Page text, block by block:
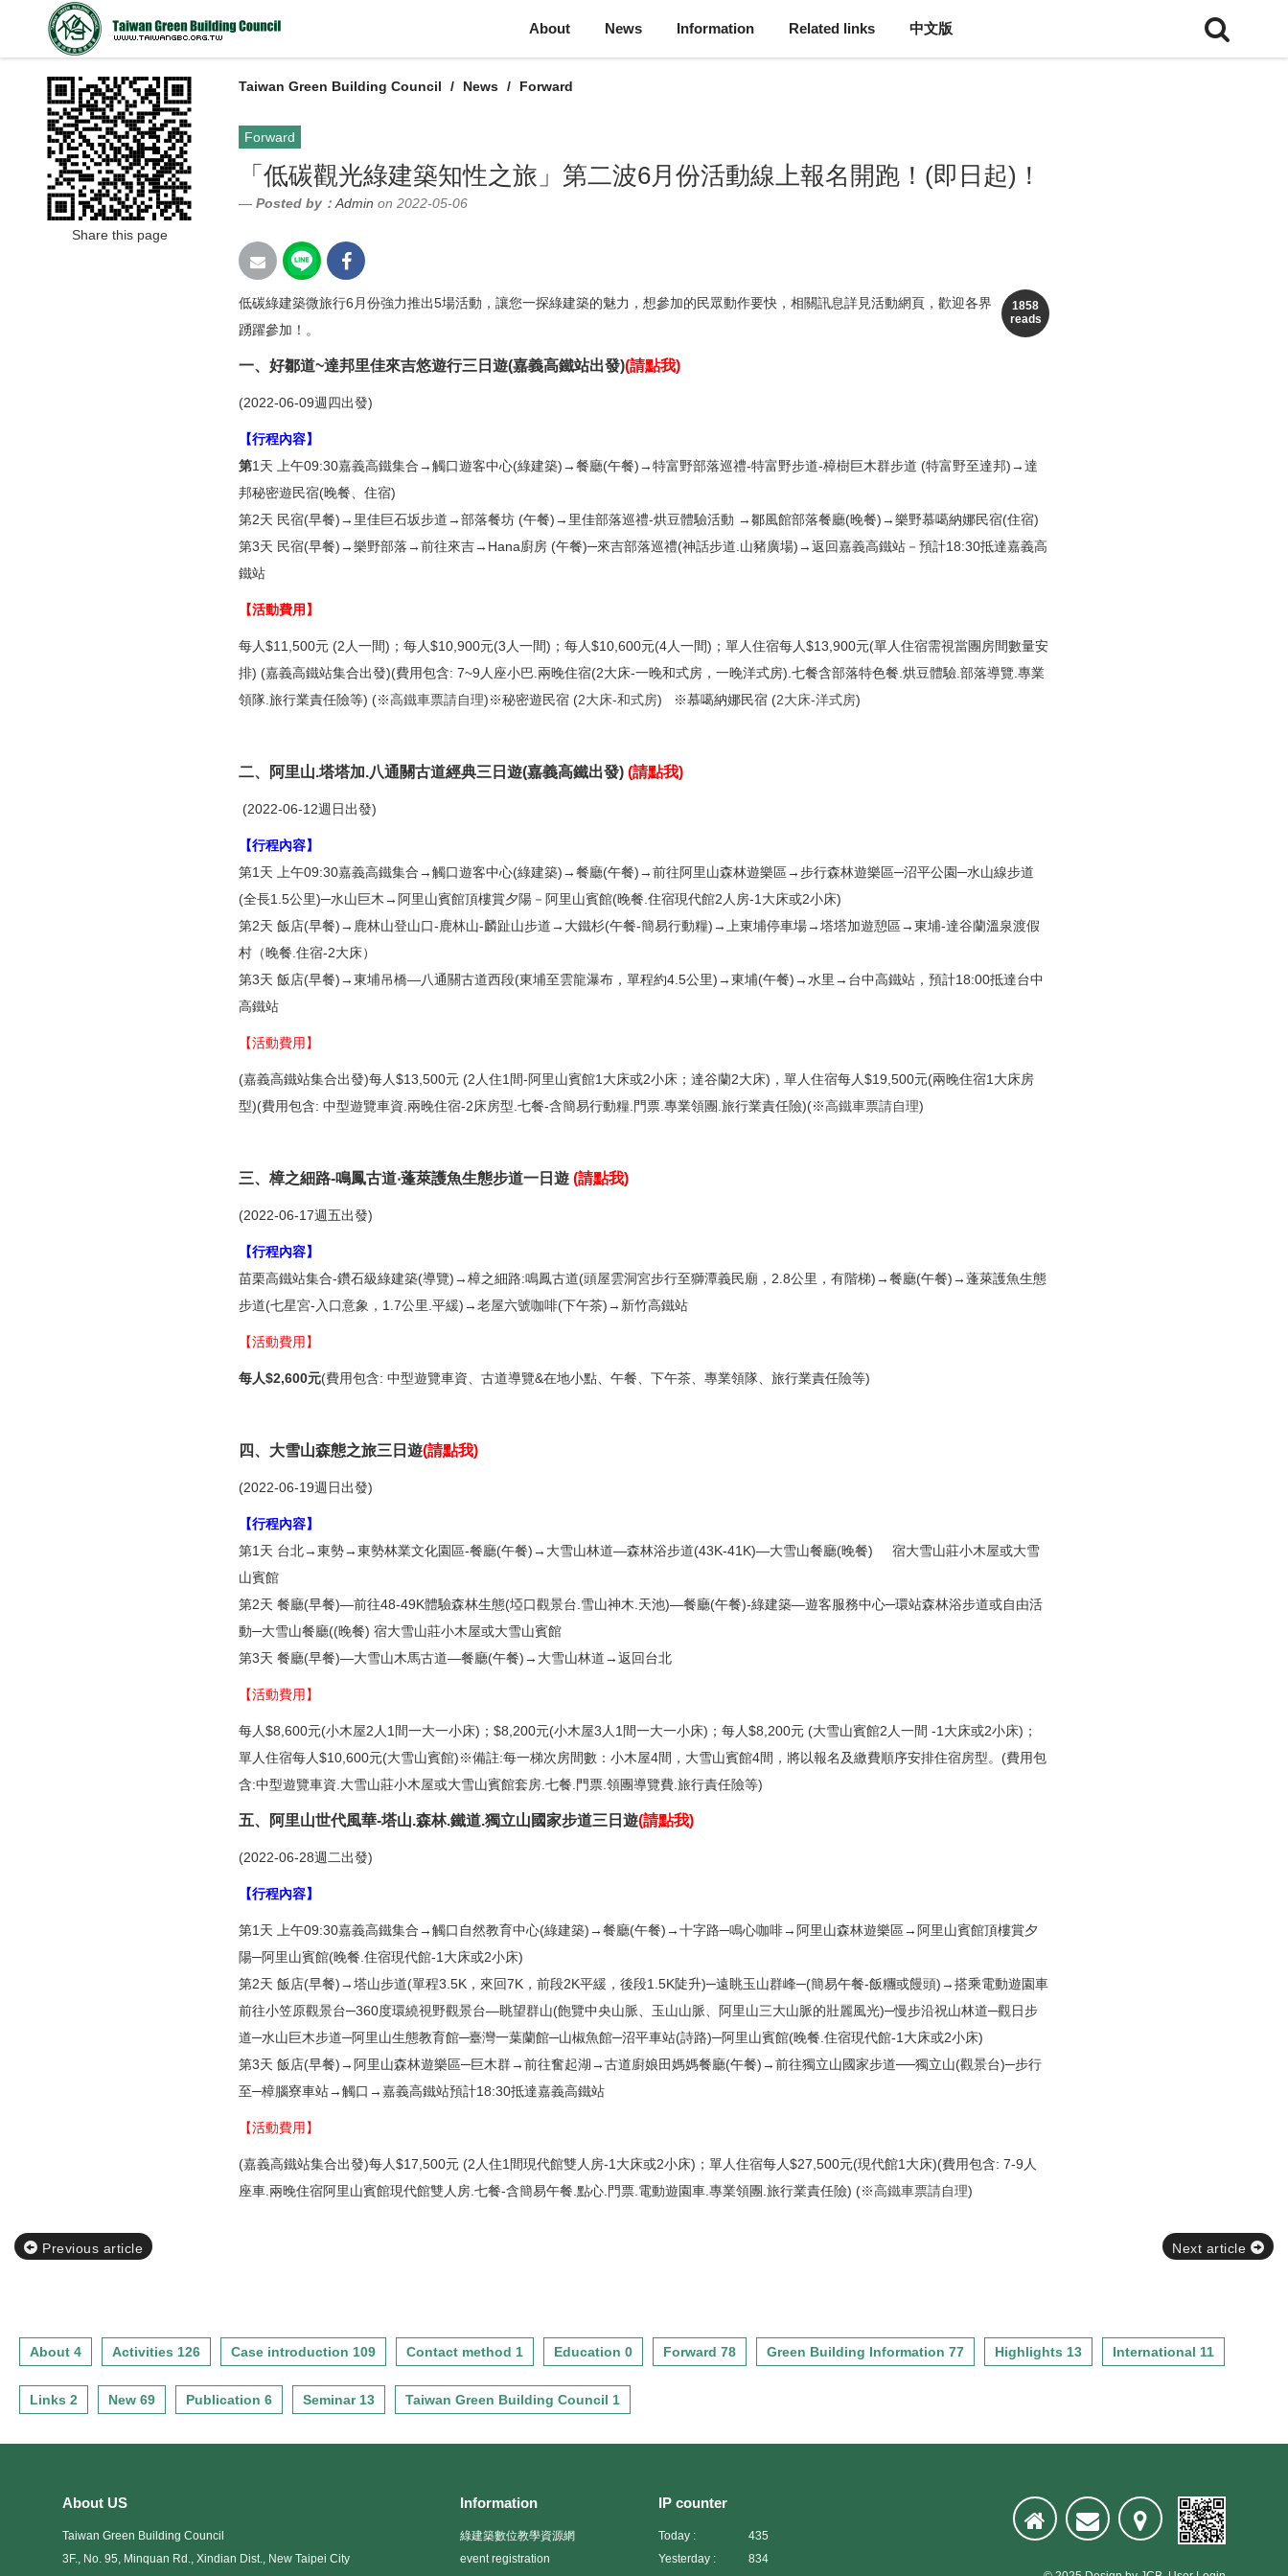
About News Information Related links 中文版
Taiwan Green Building Council News Forward
Forward
「低碳觀光綠建築知性之旅」第二波6月份活動線上報名開跑！(即日起)！
Posted by： Admin on 2022-05-06
1858
reads
低碳綠建築微旅行6月份強力推出5場活動，讓您一探綠建築的魅力，想參加的民眾動作要快，相關訊息詳見活動網頁，歡迎各界
踴躍參加！。
一、好鄒道~達邦里佳來吉悠遊行三日遊(嘉義高鐵站出發)(請點我)
(2022-06-09週四出發)
【行程內容】
第1天 上午09:30嘉義高鐵集合→觸口遊客中心(綠建築)→餐廳(午餐)→特富野部落巡禮-特富野步道-樟樹巨木群步道 (特富野至達邦)→達
邦秘密遊民宿(晚餐、住宿)
第2天 民宿(早餐)→里佳巨石坂步道→部落餐坊 (午餐)→里佳部落巡禮-烘豆體驗活動 →鄒風館部落餐廳(晚餐)→樂野慕噶納娜民宿(住宿)
第3天 民宿(早餐)→樂野部落→前往來吉→Hana廚房 (午餐)─來吉部落巡禮(神話步道.山豬廣場)→返回嘉義高鐵站－預計18:30抵達嘉義高
鐵站
【活動費用】
每人$11,500元 (2人一間)；每人$10,900元(3人一間)；每人$10,600元(4人一間)；單人住宿每人$13,900元(單人住宿需視當團房間數量安
排) (嘉義高鐵站集合出發)(費用包含: 7~9人座小巴.兩晚住宿(2大床-一晚和式房，一晚洋式房).七餐含部落特色餐.烘豆體驗.部落導覽.專業
領隊.旅行業責任險等) (※高鐵車票請自理)※秘密遊民宿 (2大床-和式房) ※慕噶納娜民宿 (2大床-洋式房)
二、阿里山.塔塔加.八通關古道經典三日遊(嘉義高鐵出發) (請點我)
(2022-06-12週日出發)
【行程內容】
第1天 上午09:30嘉義高鐵集合→觸口遊客中心(綠建築)→餐廳(午餐)→前往阿里山森林遊樂區→步行森林遊樂區─沼平公園─水山線步道
(全長1.5公里)─水山巨木→阿里山賓館頂樓賞夕陽－阿里山賓館(晚餐.住宿現代館2人房-1大床或2小床)
第2天 飯店(早餐)→鹿林山登山口-鹿林山-麟趾山步道→大鐵杉(午餐-簡易行動糧)→上東埔停車場→塔塔加遊憩區→東埔-達谷蘭溫泉渡假
村（晚餐.住宿-2大床）
第3天 飯店(早餐)→東埔吊橋—八通關古道西段(東埔至雲龍瀑布，單程約4.5公里)→東埔(午餐)→水里→台中高鐵站，預計18:00抵達台中
高鐵站
【活動費用】
(嘉義高鐵站集合出發)每人$13,500元 (2人住1間-阿里山賓館1大床或2小床；達谷蘭2大床)，單人住宿每人$19,500元(兩晚住宿1大床房
型)(費用包含: 中型遊覽車資.兩晚住宿-2床房型.七餐-含簡易行動糧.門票.專業領團.旅行業責任險)(※高鐵車票請自理)
三、樟之細路-鳴鳳古道‧蓬萊護魚生態步道一日遊 (請點我)
(2022-06-17週五出發)
【行程內容】
苗栗高鐵站集合-鑽石級綠建築(導覽)→樟之細路:鳴鳳古道(頭屋雲洞宮步行至獅潭義民廟，2.8公里，有階梯)→餐廳(午餐)→蓬萊護魚生態
步道(七星宮-入口意象，1.7公里.平緩)→老屋六號咖啡(下午茶)→新竹高鐵站
【活動費用】
每人$2,600元(費用包含: 中型遊覽車資、古道導覽&在地小點、午餐、下午茶、專業領隊、旅行業責任險等)
四、大雪山森態之旅三日遊(請點我)
(2022-06-19週日出發)
【行程內容】
第1天 台北→東勢→東勢林業文化園區-餐廳(午餐)→大雪山林道—森林浴步道(43K-41K)—大雪山餐廳(晚餐) 宿大雪山莊小木屋或大雪
山賓館
第2天 餐廳(早餐)—前往48-49K體驗森林生態(埡口觀景台.雪山神木.天池)—餐廳(午餐)-綠建築—遊客服務中心─環站森林浴步道或自由活
動─大雪山餐廳((晚餐) 宿大雪山莊小木屋或大雪山賓館
第3天 餐廳(早餐)—大雪山木馬古道—餐廳(午餐)→大雪山林道→返回台北
【活動費用】
每人$8,600元(小木屋2人1間一大一小床)；$8,200元(小木屋3人1間一大一小床)；每人$8,200元 (大雪山賓館2人一間 -1大床或2小床)；
單人住宿每人$10,600元(大雪山賓館)※備註:每一梯次房間數：小木屋4間，大雪山賓館4間，將以報名及繳費順序安排住宿房型。(費用包
含:中型遊覽車資.大雪山莊小木屋或大雪山賓館套房.七餐.門票.領團導覽費.旅行責任險等)
五、阿里山世代風華-塔山.森林.鐵道.獨立山國家步道三日遊(請點我)
(2022-06-28週二出發)
【行程內容】
第1天 上午09:30嘉義高鐵集合→觸口自然教育中心(綠建築)→餐廳(午餐)→十字路─鳴心咖啡→阿里山森林遊樂區→阿里山賓館頂樓賞夕
陽─阿里山賓館(晚餐.住宿現代館-1大床或2小床)
第2天 飯店(早餐)→塔山步道(單程3.5K，來回7K，前段2K平緩，後段1.5K陡升)─遠眺玉山群峰─(簡易午餐-飯糰或饅頭)→搭乘電動遊園車
前往小笠原觀景台─360度環繞視野觀景台—眺望群山(飽覽中央山脈、玉山山脈、阿里山三大山脈的壯麗風光)─慢步沿祝山林道─觀日步
道─水山巨木步道─阿里山生態教育館─臺灣一葉蘭館─山椒魚館─沼平車站(詩路)─阿里山賓館(晚餐.住宿現代館-1大床或2小床)
第3天 飯店(早餐)→阿里山森林遊樂區─巨木群→前往奮起湖→古道廚娘田媽媽餐廳(午餐)→前往獨立山國家步道──獨立山(觀景台)─步行
至─樟腦寮車站→觸口→嘉義高鐵站預計18:30抵達嘉義高鐵站
【活動費用】
(嘉義高鐵站集合出發)每人$17,500元 (2人住1間現代館雙人房-1大床或2小床)；單人住宿每人$27,500元(現代館1大床)(費用包含: 7-9人
座車.兩晚住宿阿里山賓館現代館雙人房.七餐-含簡易午餐.點心.門票.電動遊園車.專業領團.旅行業責任險) (※高鐵車票請自理)
Share this page
Previous article Next article
About 4 Activities 126 Case introduction 109 Contact method 1 Education 0 Forward 78 Green Building Information 77 Highlights 13 International 11
Links 2 New 69 Publication 6 Seminar 13 Taiwan Green Building Council 1
About US
Taiwan Green Building Council
3F., No. 95, Minquan Rd., Xindian Dist., New Taipei City
Information
綠建築數位教學資源網
event registration
IP counter
Today :
435
Yesterday :
834